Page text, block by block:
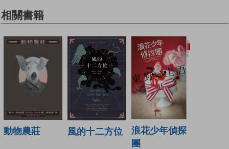
相關書籍
動物農莊 風的十二方位
浪花少年偵探
團